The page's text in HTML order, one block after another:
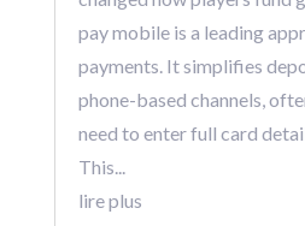
pay mobile is a leading
payments. It simplifies
phone-based channels,
need to enter full card
This...
lire plus